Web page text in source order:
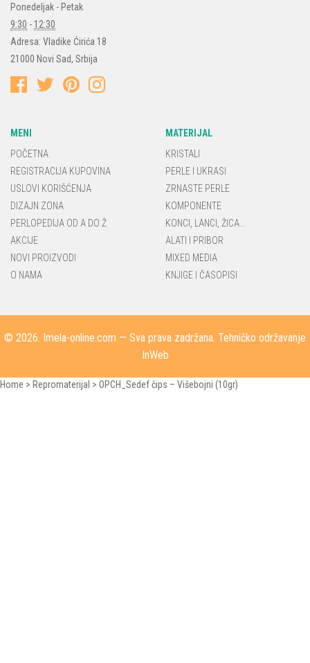
Ponedeljak - Petak
9:30 - 12:30
Adresa: Vladike Ćirića 18
21000 Novi Sad, Srbija
MENI
POČETNA
REGISTRACIJA KUPOVINA
USLOVI KORIŠĆENJA
DIZAJN ZONA
PERLOPEDIJA OD A DO Ž
AKCIJE
NOVI PROIZVODI
O NAMA
MATERIJAL
KRISTALI
PERLE I UKRASI
ZRNASTE PERLE
KOMPONENTE
KONCI, LANCI, ŽICA...
ALATI I PRIBOR
MIXED MEDIA
KNJIGE I ČASOPISI
© 2026. Imela-online.com — Sva prava zadržana. Tehničko održavanje
InWeb
Home > Repromaterijal > OPCH_Sedef čips – Višebojni (10gr)